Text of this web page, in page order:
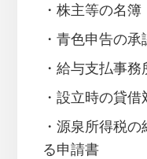
・株主等の名簿
・青色申告の
・給与支払事
・設立時の貸借
・源泉所得税
る申請書